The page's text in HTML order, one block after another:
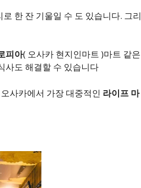
한 잔 기울일 수 도 있습니다. 그리
피아( 오사카 현지인마트 )마트 같은
사도 해결할 수 있습니다
사카에서 가장 대중적인 라이프 마